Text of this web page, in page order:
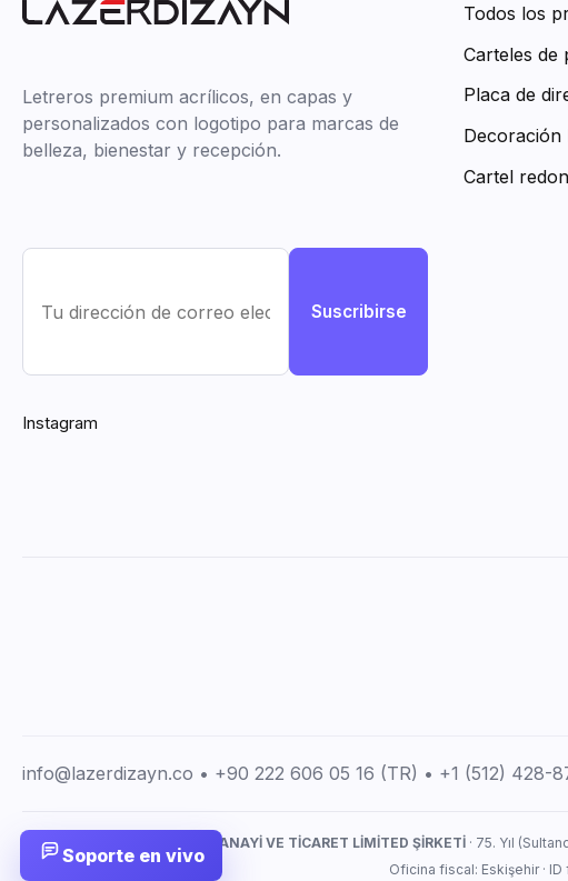
Letreros premium acrílicos, en capas y
personalizados con logotipo para marcas de
belleza, bienestar y recepción.
Suscribirse
Instagram
Todos los
Carteles de
Placa de
Decoración
Cartel
info@lazerdizayn.co • +90 222 606 05 16 (TR) • +1 (512) 428-
LAZERDİZAYN İMALAT SANAYİ VE TİCARET LİMİTED ŞİRKETİ · 75. Yıl
Oficina fiscal: Eskişehir ·
Soporte en vivo